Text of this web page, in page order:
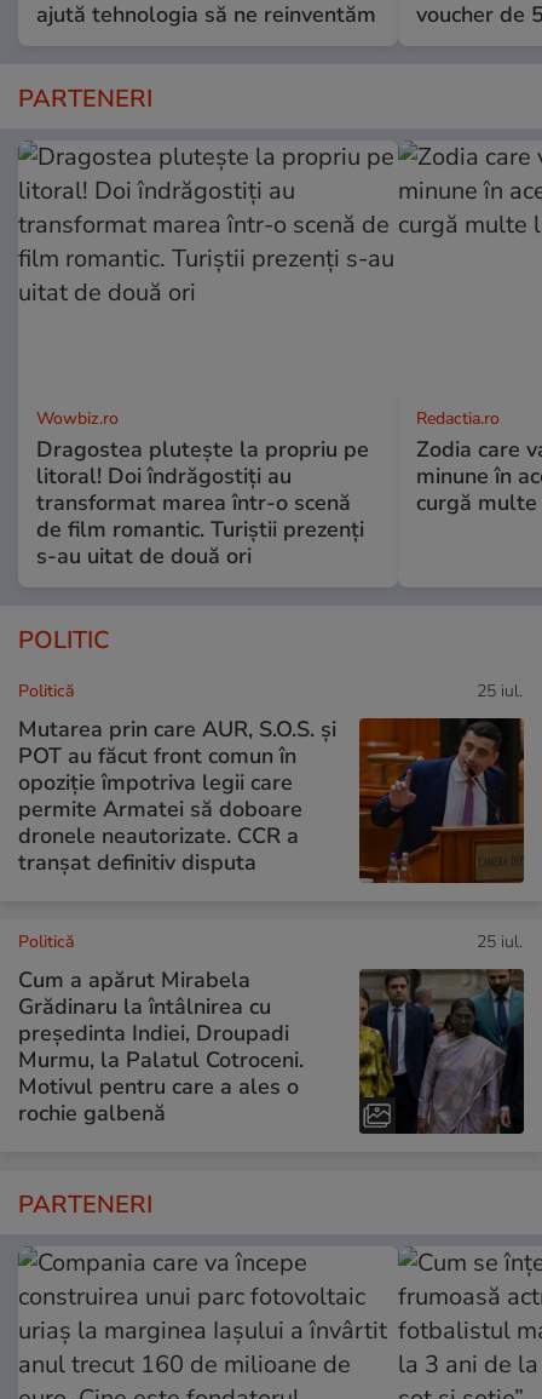
ajută tehnologia să ne reinventăm
voucher de
PARTENERI
Wowbiz.ro
Dragostea plutește la propriu pe
litoral! Doi îndrăgostiți au
transformat marea într-o scenă
de film romantic. Turiștii prezenți
s-au uitat de două ori
Redactia.ro
Zodia care
minune în
curgă
POLITIC
Politică 25 iul.
Mutarea prin care AUR, S.O.S. și
POT au făcut front comun în
opoziție împotriva legii care
permite Armatei să doboare
dronele neautorizate. CCR a
tranșat definitiv disputa
Politică 25 iul.
Cum a apărut Mirabela
Grădinaru la întâlnirea cu
președinta Indiei, Droupadi
Murmu, la Palatul Cotroceni.
Motivul pentru care a ales o
rochie galbenă
PARTENERI